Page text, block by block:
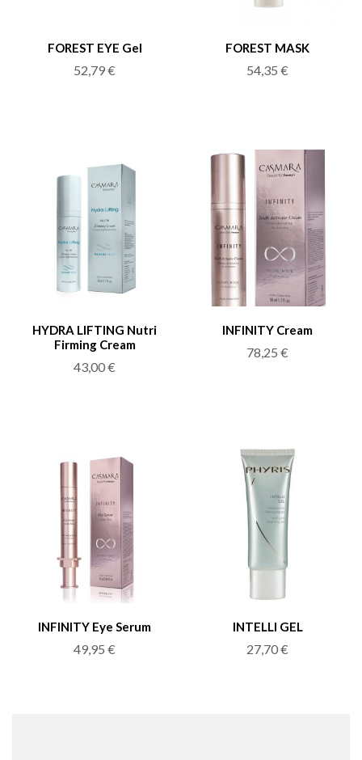
FOREST EYE Gel
52,79€
FOREST MASK
54,35 €
HYDRA LIFTING Nutri
Firming Cream
43,00€
INFINITY Cream
78,25 €
INFINITY Eye Serum
49,95 €
INTELLI GEL
27,70€